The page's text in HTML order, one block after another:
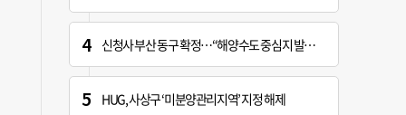
신청사 부산 동구 확정…“해양수도 중심지 발돋움할 기회” [해수부 북항 시대]
HUG, 사상구 ‘미분양관리지역’ 지정 해제